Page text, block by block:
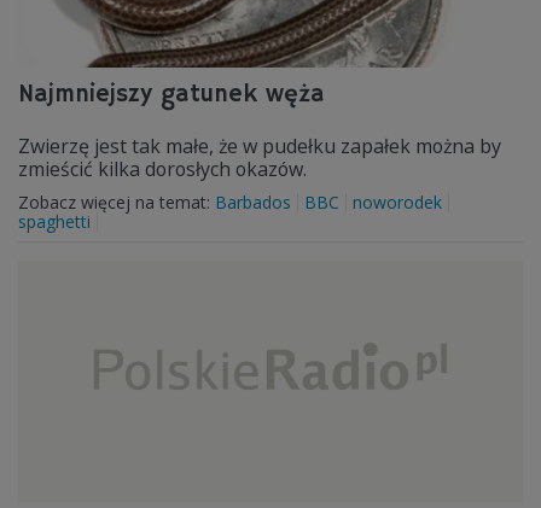
Najmniejszy gatunek węża
Zwierzę jest tak małe, że w pudełku zapałek można by
zmieścić kilka dorosłych okazów.
Zobacz więcej na temat: Barbados BBC
noworodek
spaghetti